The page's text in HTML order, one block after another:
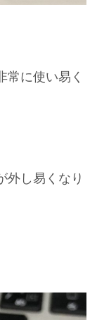
常に使い易く
外し易くなり